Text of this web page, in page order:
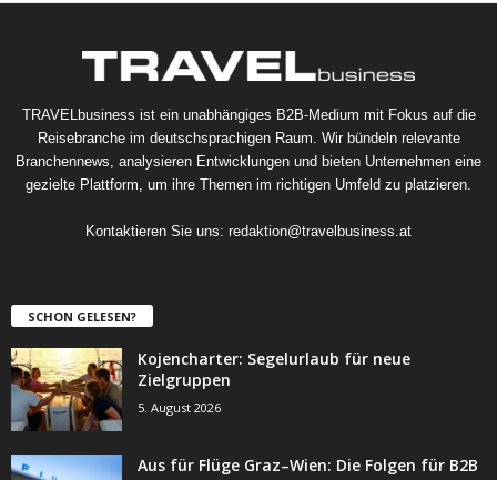
TRAVELbusiness ist ein unabhängiges B2B-Medium mit Fokus auf die
Reisebranche im deutschsprachigen Raum. Wir bündeln relevante
Branchennews, analysieren Entwicklungen und bieten Unternehmen eine
gezielte Plattform, um ihre Themen im richtigen Umfeld zu platzieren.
Kontaktieren Sie uns: redaktion@travelbusiness.at
SCHON GELESEN?
Kojencharter: Segelurlaub für neue
Zielgruppen
5. August 2026
Aus für Flüge Graz–Wien: Die Folgen für B2B